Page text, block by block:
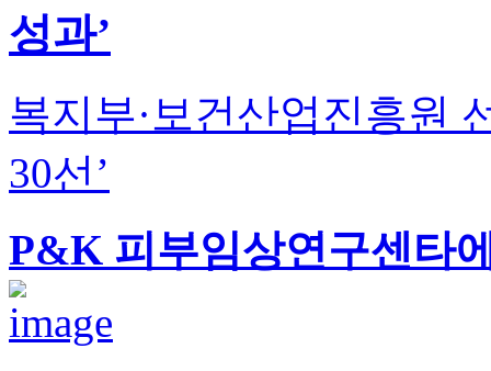
성과’
복지부·보건산업진흥원
30선’
P&K 피부임상연구센타